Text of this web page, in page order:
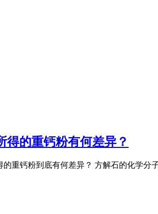
得的重钙粉有何差异？
重钙粉到底有何差异？ 方解石的化学分